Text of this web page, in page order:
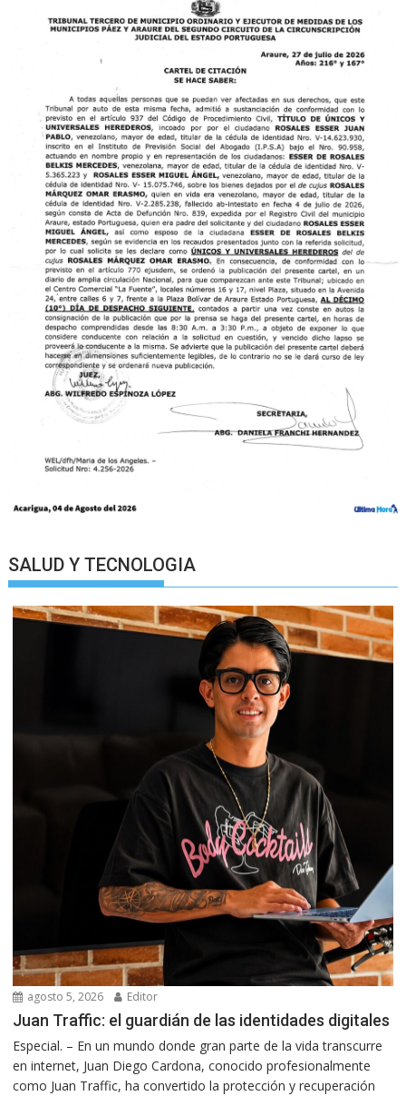
SALUD Y TECNOLOGIA
agosto 5, 2026 Editor
Juan Traffic: el guardián de las identidades digitales
Especial. – En un mundo donde gran parte de la vida transcurre
en internet, Juan Diego Cardona, conocido profesionalmente
como Juan Traffic, ha convertido la protección y recuperación